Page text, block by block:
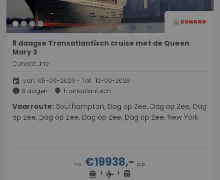
8 daagse Transatlantisch cruise met de Queen
Mary 2
Cunard Line
event van: 05-09-2026 - Tot: 12-09-2026
schedule 8 dagen place Transatlantisch
Vaarroute:
op Zee, Dag op Zee, Dag op Zee, Dag op Zee, New York
v.a. €19938,- p.p.
directions_boat + flight + directions_bus